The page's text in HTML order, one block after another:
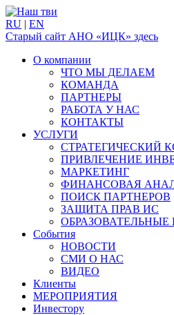
RU | EN
Старый сайт АНО «ИЦК» здесь
О компании
ЧТО МЫ ДЕЛАЕМ
КОМАНДА
ПАРТНЕРЫ
РАБОТА У НАС
КОНТАКТЫ
УСЛУГИ
СТРАТЕГИЧЕСКИЙ
ПРИВЛЕЧЕНИЕ
МАРКЕТИНГ
ФИНАНСОВАЯ
ПОИСК ПАРТНЕРОВ
ЗАЩИТА ПРАВ ИС
ОБРАЗОВАТЕЛЬНЫЕ
События
НОВОСТИ
СМИ О НАС
ВИДЕО
Клиенты
МЕРОПРИЯТИЯ
Инвестору